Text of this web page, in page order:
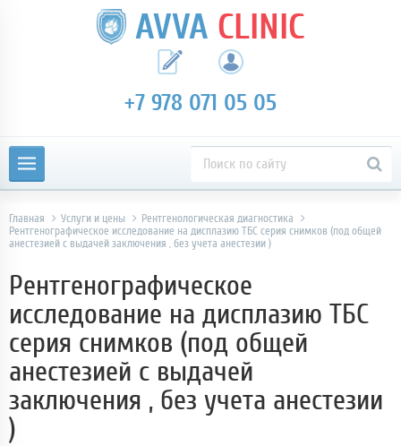
AVVA CLINIC
+7 978 071 05 05
Главная Услуги и цены
Рентгенологическая диагностика
Рентгенографическое исследование на дисплазию ТБС серия снимков (под общей
анестезией с выдачей заключения , без учета анестезии )
Рентгенографическое
исследование на дисплазию ТБС
серия снимков (под общей
анестезией с выдачей
заключения , без учета анестезии
)